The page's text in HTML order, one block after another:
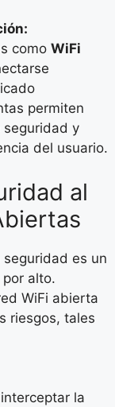
como WiFi
permiten
y
del usuario.
al
es un
alto.
WiFi abierta
riesgos, tales
la